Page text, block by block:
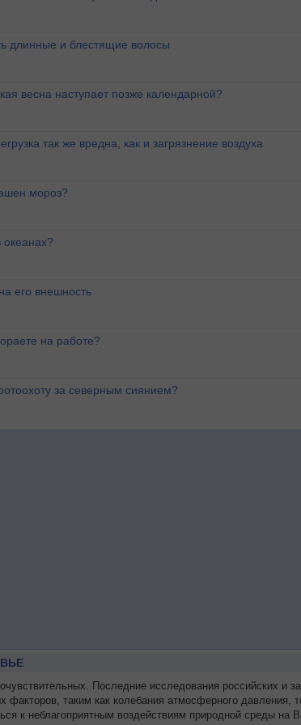
длинные и блестящие волосы
весна наступает позже календарной?
так же вредна, как и загрязнение воздуха
мороз?
океанах?
его внешность
на работе?
за северным сиянием?
Последние исследования российских
факторов, таким как колебания атмосферного
к неблагоприятным воздействиям природной среды